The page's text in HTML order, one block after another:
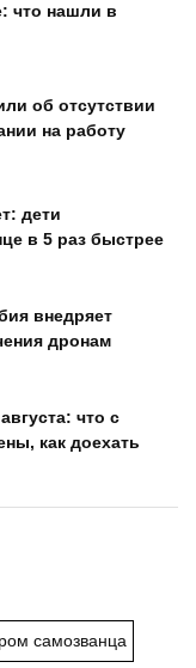
что нашли в
об отсутствии
на работу
дети
в 5 раз быстрее
внедряет
дронам
что с
как доехать
самозванца